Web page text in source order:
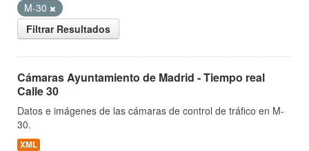
M-30
Filtrar Resultados
Cámaras Ayuntamiento de Madrid - Tiempo real
Calle 30
Datos e imágenes de las cámaras de control de tráfico en M-
30.
XML